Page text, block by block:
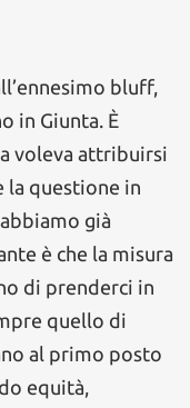
bluff,
in Giunta. È
voleva attribuirsi
la questione in
già
è che la misura
di prenderci in
quello di
al primo posto
equità,